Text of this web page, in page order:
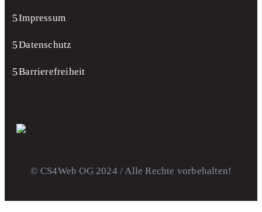
Impressum
Datenschutz
Barrierefreiheit
© CS4Web OG 2024 / Alle Rechte vorbehalten!